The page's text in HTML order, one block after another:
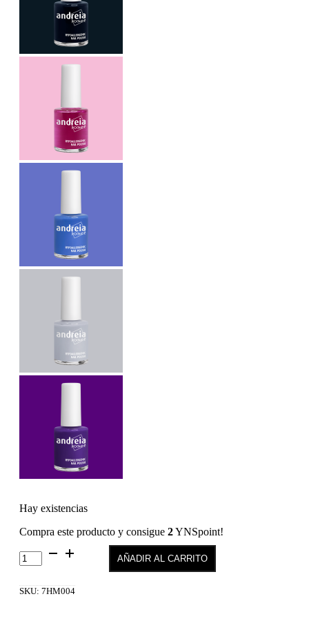
Hay existencias
Compra este producto y consigue 2YNSpoint!
BROCHA
PARA
cantidad
AÑADIR AL CARRITO
SKU: 7HM004